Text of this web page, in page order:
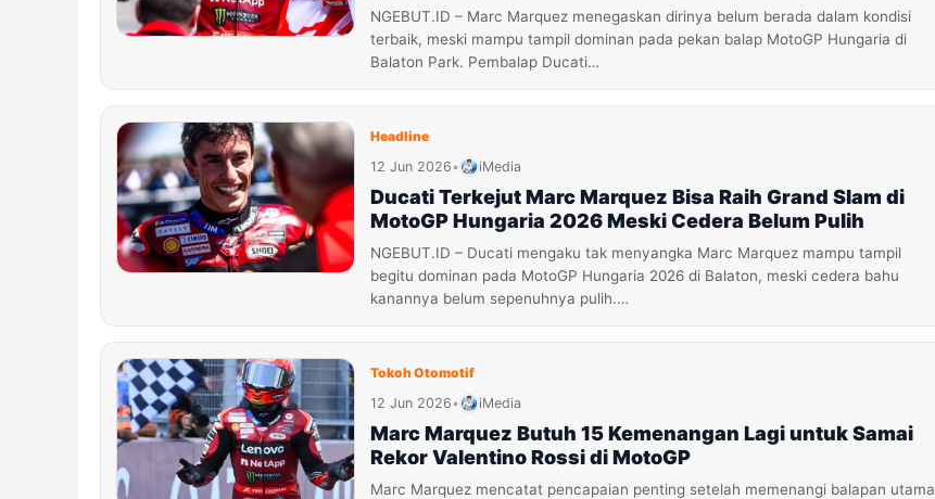
NGEBUT.ID – Marc Marquez menegaskan dirinya belum berada dalam kondisi
terbaik, meski mampu tampil dominan pada pekan balap MotoGP Hungaria di
Balaton Park. Pembalap Ducati…
Headline
12 Jun 2026• iMedia
Ducati Terkejut Marc Marquez Bisa Raih Grand Slam di
MotoGP Hungaria 2026 Meski Cedera Belum Pulih
NGEBUT.ID – Ducati mengaku tak menyangka Marc Marquez mampu tampil
begitu dominan pada MotoGP Hungaria 2026 di Balaton, meski cedera bahu
kanannya belum sepenuhnya pulih.…
Tokoh Otomotif
12 Jun 2026• iMedia
Marc Marquez Butuh 15 Kemenangan Lagi untuk Samai
Rekor Valentino Rossi di MotoGP
Marc Marquez mencatat pencapaian penting setelah memenangi balapan utama